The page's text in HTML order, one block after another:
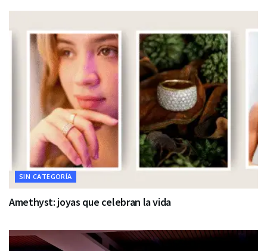
SIN CATEGORÍA
Amethyst: joyas que celebran la vida